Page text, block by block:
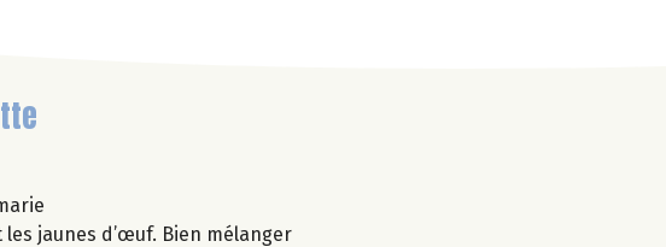
jaunes d’œuf. Bien mélanger